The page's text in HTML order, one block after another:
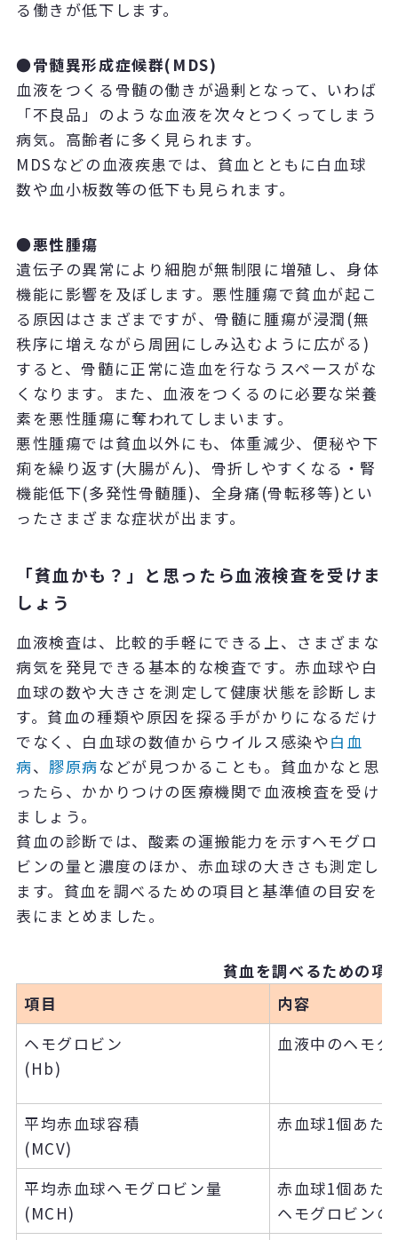
る働きが低下します。
●骨髄異形成症候群(MDS)
血液をつくる骨髄の働きが過剰となって、いわば
「不良品」のような血液を次々とつくってしまう
病気。高齢者に多く見られます。
MDSなどの血液疾患では、貧血とともに白血球
数や血小板数等の低下も見られます。
●悪性腫瘍
遺伝子の異常により細胞が無制限に増殖し、身体
機能に影響を及ぼします。悪性腫瘍で貧血が起こ
る原因はさまざまですが、骨髄に腫瘍が浸潤(無
秩序に増えながら周囲にしみ込むように広がる)
すると、骨髄に正常に造血を行なうスペースがな
くなります。また、血液をつくるのに必要な栄養
素を悪性腫瘍に奪われてしまいます。
悪性腫瘍では貧血以外にも、体重減少、便秘や下
痢を繰り返す(大腸がん)、骨折しやすくなる・腎
機能低下(多発性骨髄腫)、全身痛(骨転移等)とい
ったさまざまな症状が出ます。
「貧血かも？」と思ったら血液検査を受けま
しょう
血液検査は、比較的手軽にできる上、さまざまな
病気を発見できる基本的な検査です。赤血球や白
血球の数や大きさを測定して健康状態を診断しま
す。貧血の種類や原因を探る手がかりになるだけ
でなく、白血球の数値からウイルス感染や白血
病、 膠原病などが見つかることも。貧血かなと思
ったら、かかりつけの医療機関で血液検査を受け
ましょう。
貧血の診断では、酸素の運搬能力を示すヘモグロ
ビンの量と濃度のほか、赤血球の大きさも測定し
ます。貧血を調べるための項目と基準値の目安を
表にまとめました。
貧血を調べるための項
項目
内容
ヘモグロビン
(Hb)
血液中のヘモ
平均赤血球容積
(MCV)
赤血球1個あた
平均赤血球ヘモグロビン量
(MCH)
赤血球1個あた
ヘモグロビンの